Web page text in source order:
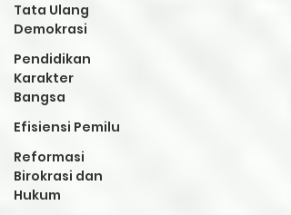
Tata Ulang
Demokrasi
Pendidikan
Karakter
Bangsa
Efisiensi Pemilu
Reformasi
Birokrasi dan
Hukum